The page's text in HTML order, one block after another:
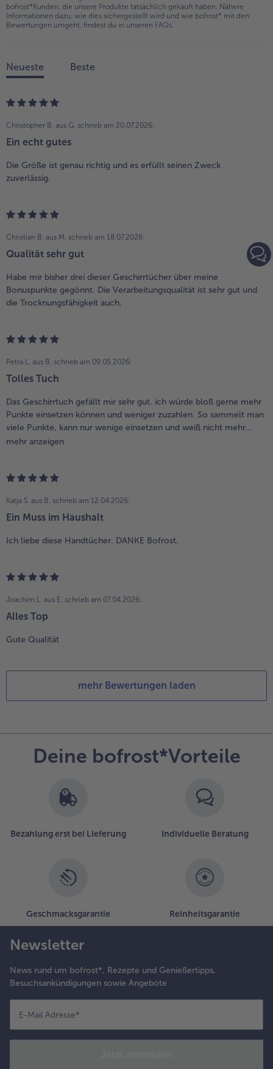
bofrost*Kunden, die unsere Produkte tatsächlich gekauft haben. Nähere
Informationen dazu, wie dies sichergestellt wird und wie bofrost* mit den
Bewertungen umgeht, findest du in unseren FAQs.
Neueste Beste
Christopher B. aus G. schrieb am 20.07.2026:
Ein echt gutes
Die Größe ist genau richtig und es erfüllt seinen Zweck
zuverlässig.
Christian B. aus M. schrieb am 18.07.2026:
Qualität sehr gut
Habe mir bisher drei dieser Geschirrtücher über meine
Bonuspunkte gegönnt. Die Verarbeitungsqualität ist sehr gut und
die Trocknungsfähigkeit auch.
Petra L. aus B. schrieb am 09.05.2026:
Tolles Tuch
Das Geschirrtuch gefällt mir sehr gut. ich würde bloß gerne mehr
Punkte einsetzen können und weniger zuzahlen. So sammelt man
viele Punkte, kann nur wenige einsetzen und weiß nicht mehr...
mehr anzeigen
Katja S. aus B. schrieb am 12.04.2026:
Ein Muss im Haushalt
Ich liebe diese Handtücher. DANKE Bofrost.
Joachim L. aus E. schrieb am 07.04.2026:
Alles Top
Gute Qualität
mehr Bewertungen laden
Deine bofrost*Vorteile
Bezahlung erst bei Lieferung Individuelle Beratung
Geschmacksgarantie Reinheitsgarantie
Newsletter
News rund um bofrost*, Rezepte und Genießertipps,
Besuchsankündigungen sowie Angebote
E-Mail Adresse*